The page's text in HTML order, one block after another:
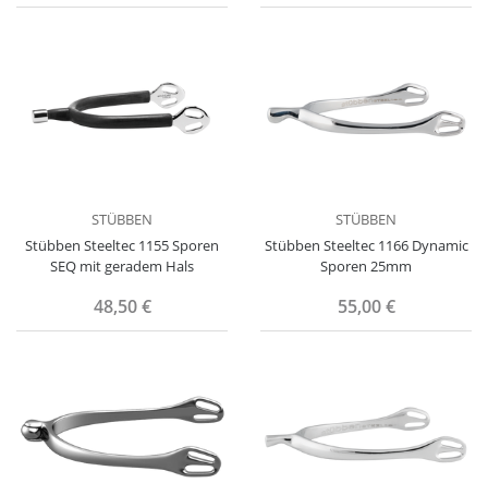
STÜBBEN
Stübben Steeltec 1155 Sporen
SEQ mit geradem Hals
48,50 €
STÜBBEN
Stübben Steeltec 1166 Dynamic
Sporen 25mm
55,00 €